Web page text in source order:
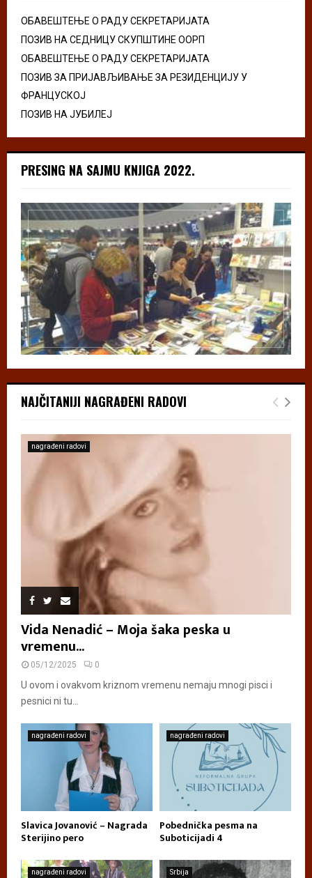
ОБАВЕШТЕЊЕ О РАДУ СЕКРЕТАРИЈАТА
ПОЗИВ НА СЕДНИЦУ СКУПШТИНЕ ООРП
ОБАВЕШТЕЊЕ О РАДУ СЕКРЕТАРИЈАТА
ПОЗИВ ЗА ПРИЈАВЉИВАЊЕ ЗА РЕЗИДЕНЦИЈУ У
ФРАНЦУСКОЈ
ПОЗИВ НА ЈУБИЛЕЈ
PRESING NA SAJMU KNJIGA 2022.
NAJČITANIJI NAGRAĐENI RADOVI
nagrađeni radovi
Vida Nenadić – Moja šaka peska u
vremenu...
05/12/2025 0
U ovom i ovakvom kriznom vremenu nemaju mnogi pisci i
pesnici ni tu...
nagrađeni radovi
Slavica Jovanović – Nagrada
Sterijino pero
nagrađeni radovi
Pobednička pesma na
Suboticijadi 4
nagrađeni radovi Srbija